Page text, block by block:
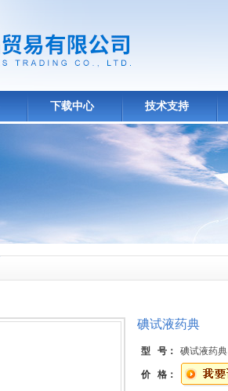
下载中心 技术支持
碘试液药典
型 号： 碘试液药典
价 格：